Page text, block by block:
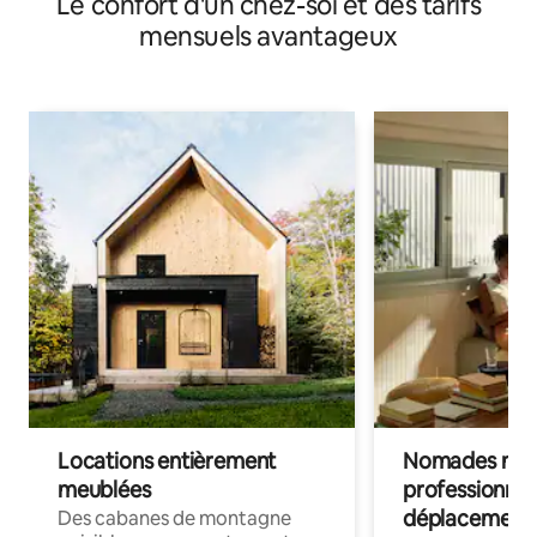
mensuels avantageux
Locations entièrement
meublées
Des cabanes de montagne
Nomades
déplacement